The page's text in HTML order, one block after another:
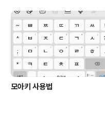
모아키 사용법